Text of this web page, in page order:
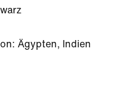
Ägypten, Indien